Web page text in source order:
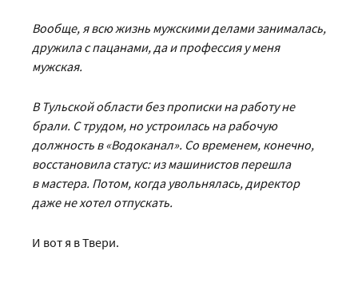
Вообще, я всю жизнь мужскими делами занималась,
дружила с пацанами, да и профессия у меня
мужская.
В Тульской области без прописки на работу не
брали. С трудом, но устроилась на рабочую
должность в «Водоканал». Со временем, конечно,
восстановила статус: из машинистов перешла
в мастера. Потом, когда увольнялась, директор
даже не хотел отпускать.
И вот я в Твери.